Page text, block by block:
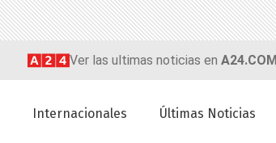
Ver las ultimas noticias en A24.COM
Internacionales Últimas Noticias